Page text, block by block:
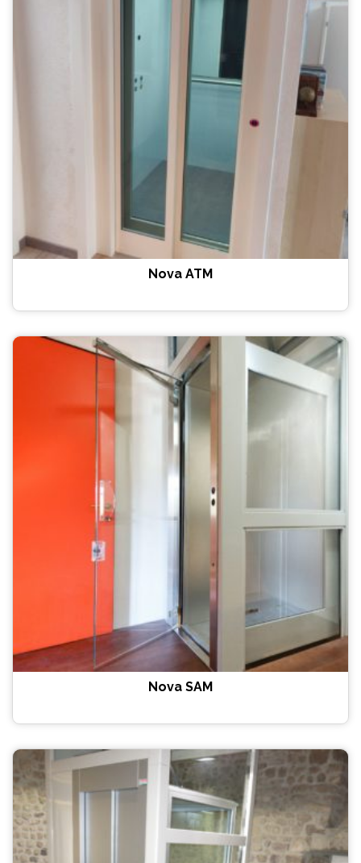
Nova ATM
Nova SAM